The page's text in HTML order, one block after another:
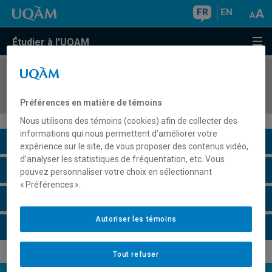
FR EN
Étudier à l'UQAM
COURS//
Description du cours
Horaire - Été 2026
Préférences en matière de témoins
Nous utilisons des témoins (cookies) afin de collecter des
informations qui nous permettent d’améliorer votre
expérience sur le site, de vous proposer des contenus vidéo,
d’analyser les statistiques de fréquentation, etc. Vous
pouvez personnaliser votre choix en sélectionnant
« Préférences ».
Tout refuser
Autoriser les témoins